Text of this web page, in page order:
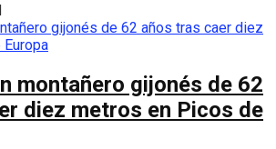
montañero gijonés de 62
diez metros en Picos de